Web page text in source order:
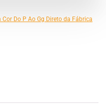
Do P Ao Gg Direto da Fábrica